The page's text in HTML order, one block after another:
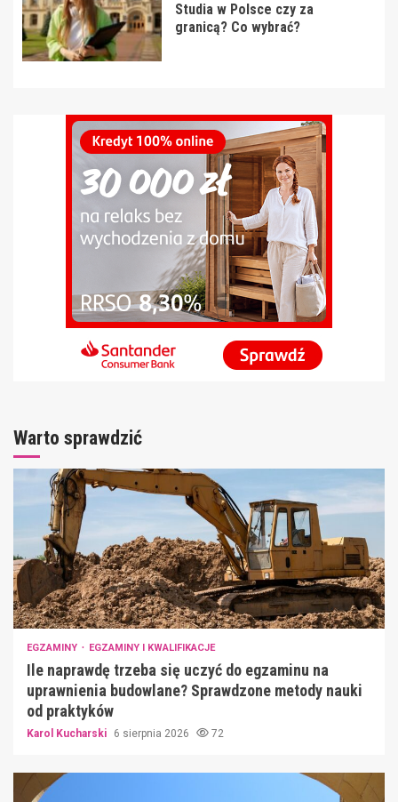
Studia w Polsce czy za
granicą? Co wybrać?
Warto sprawdzić
EGZAMINY EGZAMINY I KWALIFIKACJE
Ile naprawdę trzeba się uczyć do egzaminu na
uprawnienia budowlane? Sprawdzone metody nauki
od praktyków
Karol Kucharski 6 sierpnia 2026 72